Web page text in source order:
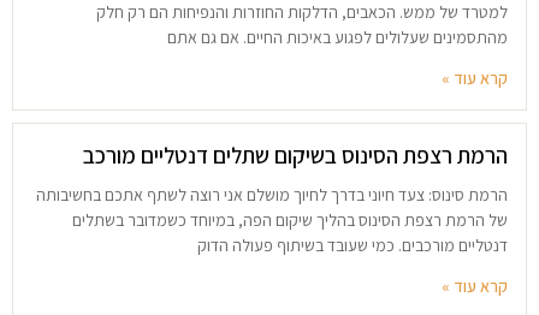
למטרד של ממש. הכאבים, הדלקות החוזרות והנפיחות הם רק חלק
מהתסמינים שעלולים לפגוע באיכות החיים. אם גם אתם
קרא עוד »
הרמת רצפת הסינוס בשיקום שתלים דנטליים מורכב
הרמת סינוס: צעד חיוני בדרך לחיוך מושלם אני רוצה לשתף אתכם בחשיבותה
של הרמת רצפת הסינוס בהליך שיקום הפה, במיוחד כשמדובר בשתלים
דנטליים מורכבים. כמי שעובד בשיתוף פעולה הדוק
קרא עוד »